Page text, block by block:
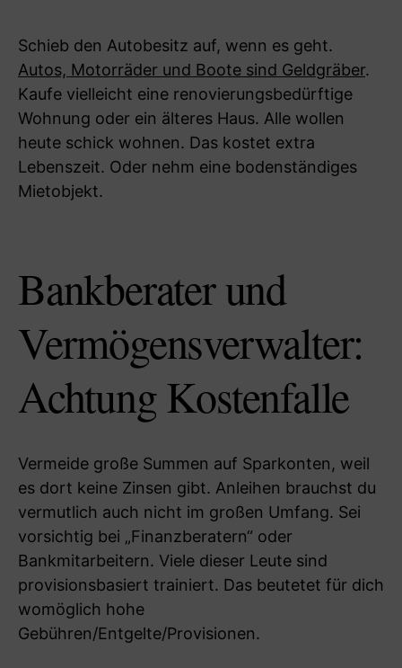
Schieb den Autobesitz auf, wenn es geht.
Autos, Motorräder und Boote sind Geldgräber.
Kaufe vielleicht eine renovierungsbedürftige
Wohnung oder ein älteres Haus. Alle wollen
heute schick wohnen. Das kostet extra
Lebenszeit. Oder nehm eine bodenständiges
Mietobjekt.
Bankberater und
Vermögensverwalter:
Achtung Kostenfalle
Vermeide große Summen auf Sparkonten, weil
es dort keine Zinsen gibt. Anleihen brauchst du
vermutlich auch nicht im großen Umfang. Sei
vorsichtig bei „Finanzberatern“ oder
Bankmitarbeitern. Viele dieser Leute sind
provisionsbasiert trainiert. Das beutetet für dich
womöglich hohe
Gebühren/Entgelte/Provisionen.